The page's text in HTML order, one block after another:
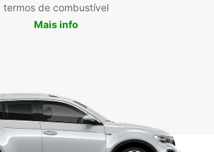
termos de combustível
Mais info